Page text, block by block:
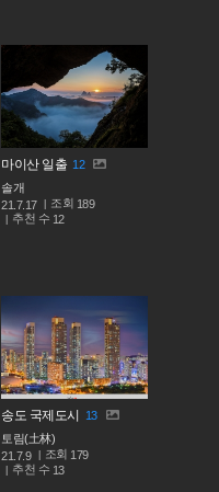
마이산 일출 12
솔개
21.7.17
조회 189
추천 수 12
송도 국제도시 13
토림(土林)
21.7.9
조회 179
추천 수 13